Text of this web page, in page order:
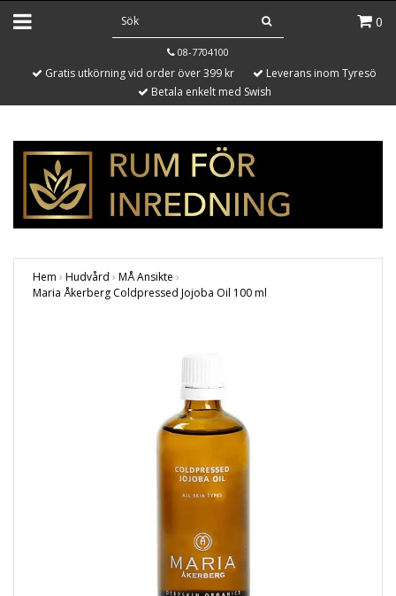
0
08-7704100
Gratis utkörning vid order över 399 kr
Leverans inom Tyresö
Betala enkelt med Swish
Hem › Hudvård › MÅ Ansikte ›
Maria Åkerberg Coldpressed Jojoba Oil 100 ml